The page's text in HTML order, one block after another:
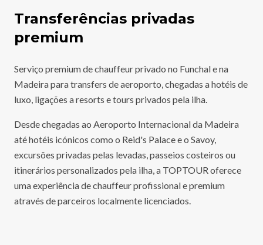
Transferências privadas
premium
Serviço premium de chauffeur privado no Funchal e na
Madeira para transfers de aeroporto, chegadas a hotéis de
luxo, ligações a resorts e tours privados pela ilha.
Desde chegadas ao Aeroporto Internacional da Madeira
até hotéis icónicos como o Reid's Palace e o Savoy,
excursões privadas pelas levadas, passeios costeiros ou
itinerários personalizados pela ilha, a TOPTOUR oferece
uma experiência de chauffeur profissional e premium
através de parceiros localmente licenciados.